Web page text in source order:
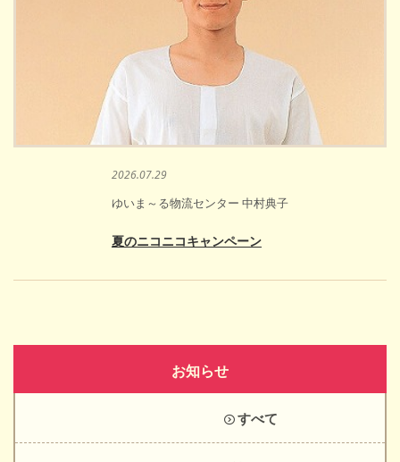
お知らせ
すべて
2026.07.29
ゆいま～る物流センター 中村典子
夏のニコニコキャンペーン